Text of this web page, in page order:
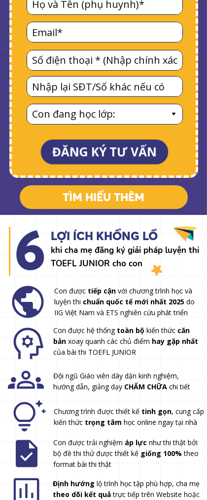
TÌM HIỂU THÊM
ĐĂNG KÝ TƯ VẤN
LỢI ÍCH KHỔNG LỒ
khi cha mẹ đăng ký giải pháp luyện thi
TOEFL JUNIOR cho con
6
Con được hệ thống toàn bộ kiến thức căn
bản xoay quanh các chủ điểm hay gặp nhất
của bài thi TOEFL JUNIOR
Chương trình được thiết kế tinh gọn, cung cấp
kiến thức trọng tâm học online ngay tại nhà
Định hướng lộ trình học tập phù hợp, cha mẹ
theo dõi kết quảtrực tiếp trên Website hoặc
Đội ngũ Giáo viên dày dặn kinh nghiệm,
hướng dẫn, giảng dạy CHẤM CHỮA chi tiết
Con được trải nghiệm áp lực như thi thật bởi
bộ đề thi thử được thiết kế giống 100% theo
format bài thi thật
Con được tiếp cậnvới chương trình học và
luyện thi chuẩn quốc tế mới nhất 2025do
IIG Việt Nam và ETS nghiên cứu phát triển